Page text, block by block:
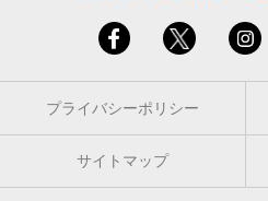
プライバシーポリシー
サイトマップ